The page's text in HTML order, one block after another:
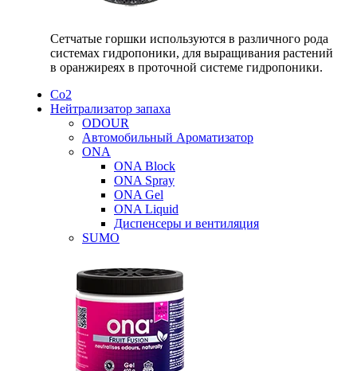
Сетчатые горшки используются в различного рода
системах гидропоники, для выращивания растений
в оранжиреях в проточной системе гидропоники.
Со2
Нейтрализатор запаха
ODOUR
Автомобильный Ароматизатор
ONA
ONA Block
ONA Spray
ONA Gel
ONA Liquid
Диспенсеры и вентиляция
SUMO